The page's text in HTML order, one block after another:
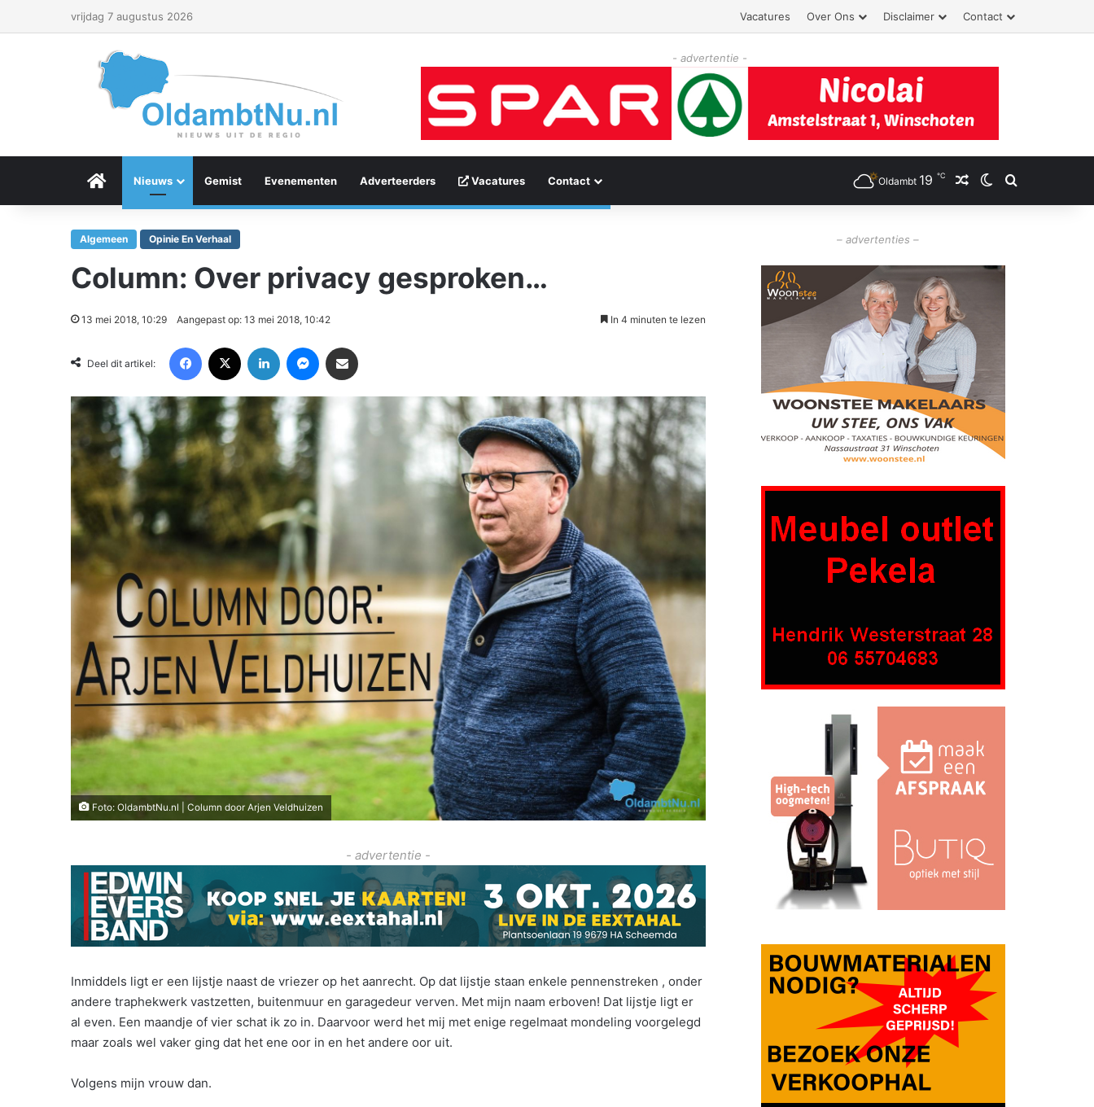
vrijdag 7 augustus 2026 Vacatures Over Ons Disclaimer Contact
- advertentie -
Menu Item
Nieuws Gemist Evenementen Adverteerders Vacatures Contact Oldambt 19 ℃ Willekeurig artikel
Switch skin
Zoeken
Algemeen Opinie En Verhaal
Column: Over privacy gesproken…
13 mei 2018, 10:29 Aangepast op: 13 mei 2018, 10:42 In 4 minuten te lezen
Deel dit artikel:
Foto: OldambtNu.nl | Column door Arjen Veldhuizen
- advertentie -
Inmiddels ligt er een lijstje naast de vriezer op het aanrecht. Op dat lijstje staan enkele pennenstreken , onder
andere traphekwerk vastzetten, buitenmuur en garagedeur verven. Met mijn naam erboven! Dat lijstje ligt er
al even. Een maandje of vier schat ik zo in. Daarvoor werd het mij met enige regelmaat mondeling voorgelegd
maar zoals wel vaker ging dat het ene oor in en het andere oor uit.
Volgens mijn vrouw dan.
– advertenties –